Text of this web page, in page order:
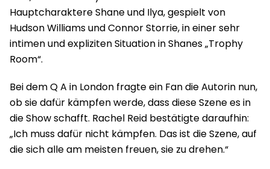
Hauptcharaktere Shane und Ilya, gespielt von
Hudson Williams und Connor Storrie, in einer sehr
intimen und expliziten Situation in Shanes „Trophy
Room“.
Bei dem Q A in London fragte ein Fan die Autorin nun,
ob sie dafür kämpfen werde, dass diese Szene es in
die Show schafft. Rachel Reid bestätigte daraufhin:
„Ich muss dafür nicht kämpfen. Das ist die Szene, auf
die sich alle am meisten freuen, sie zu drehen.“